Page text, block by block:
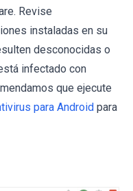
Revise
instaladas en su
desconocidas o
infectado con
que ejecute
para Android para